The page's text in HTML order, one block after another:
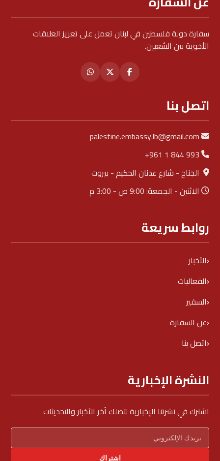
سفارة دولة فلسطين في لبنان تعمل على تعزيز العلاقات
الأخوية بين الشعبين.
اتصل بنا
palestine.embassy.lb@gmail.com
+961 1 844 993
الجَناح - شارع عدنان الحكيم - بيروت
الاثنين - الجمعة: 9:00 ص - 3:00 م
روابط سريعة
الأخبار
الفعاليات
السفير
عن السفارة
اتصل بنا
النشرة الإخبارية
اشترك في نشرتنا الإخبارية لتصلك آخر الأخبار والتحديثات
اشتراك